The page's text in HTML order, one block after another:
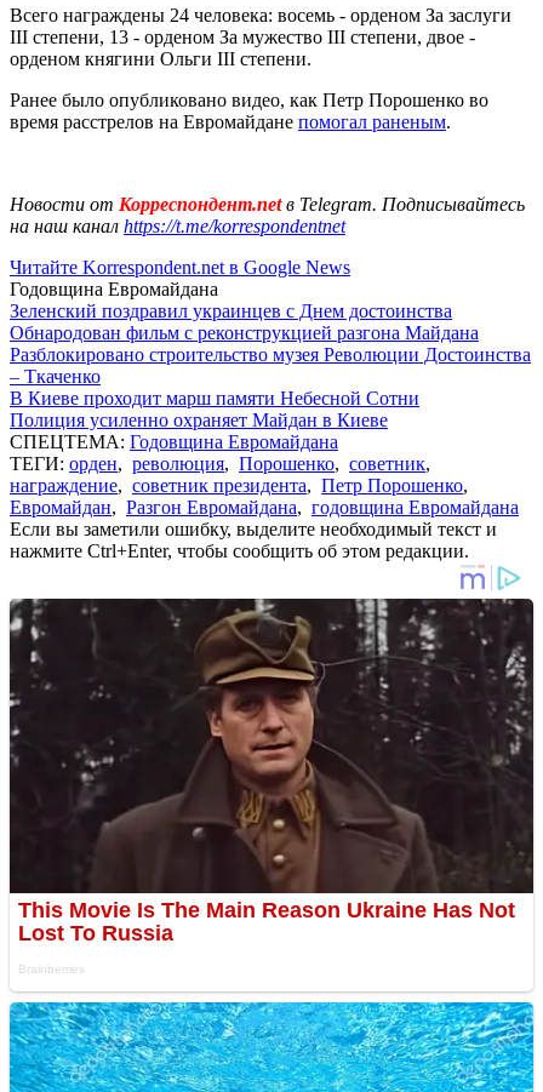
Всего награждены 24 человека: восемь - орденом За заслуги
III степени, 13 - орденом За мужество III степени, двое -
орденом княгини Ольги III степени.
Ранее было опубликовано видео, как Петр Порошенко во
время расстрелов на Евромайдане помогал раненым.
Новости от Корреспондент.netв Telegram. Подписывайтесь
на наш канал https://t.me/korrespondentnet
Читайте Korrespondent.net в Google News
Годовщина Евромайдана
Зеленский поздравил украинцев с Днем достоинства
Обнародован фильм с реконструкцией разгона Майдана
Разблокировано строительство музея Революции Достоинства
– Ткаченко
В Киеве проходит марш памяти Небесной Сотни
Полиция усиленно охраняет Майдан в Киеве
СПЕЦТЕМА: Годовщина Евромайдана
ТЕГИ: орден, революция, Порошенко, советник,
награждение, советник президента, Петр Порошенко,
Евромайдан, Разгон Евромайдана, годовщина Евромайдана
Если вы заметили ошибку, выделите необходимый текст и
нажмите Ctrl+Enter, чтобы сообщить об этом редакции.